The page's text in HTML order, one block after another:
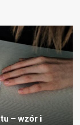
– wzór i